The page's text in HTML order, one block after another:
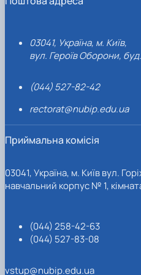
03041, Україна, м. Київ,
вул. Героїв Оборони,
(044) 527-82-42
rectorat@nubip.edu.ua
Приймальна комісія
03041, Україна, м. Київ вул.
навчальний корпус № 1,
(044) 258-42-63
(044) 527-83-08
vstup@nubip.edu.ua